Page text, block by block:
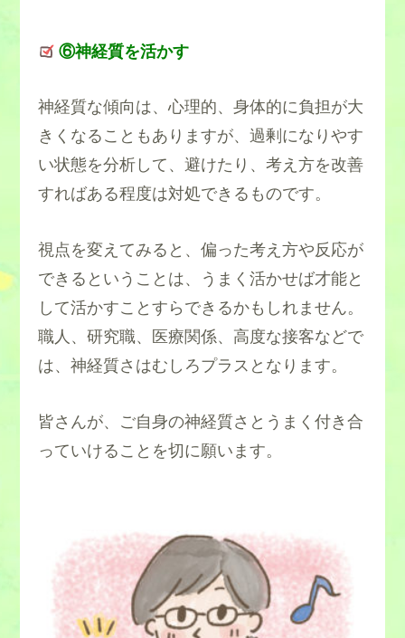
⑥神経質を活かす
神経質な傾向は、心理的、身体的に負担が大
きくなることもありますが、過剰になりやす
い状態を分析して、避けたり、考え方を改善
すればある程度は対処できるものです。
視点を変えてみると、偏った考え方や反応が
できるということは、うまく活かせば才能と
して活かすことすらできるかもしれません。
職人、研究職、医療関係、高度な接客などで
は、神経質さはむしろプラスとなります。
皆さんが、ご自身の神経質さとうまく付き合
っていけることを切に願います。